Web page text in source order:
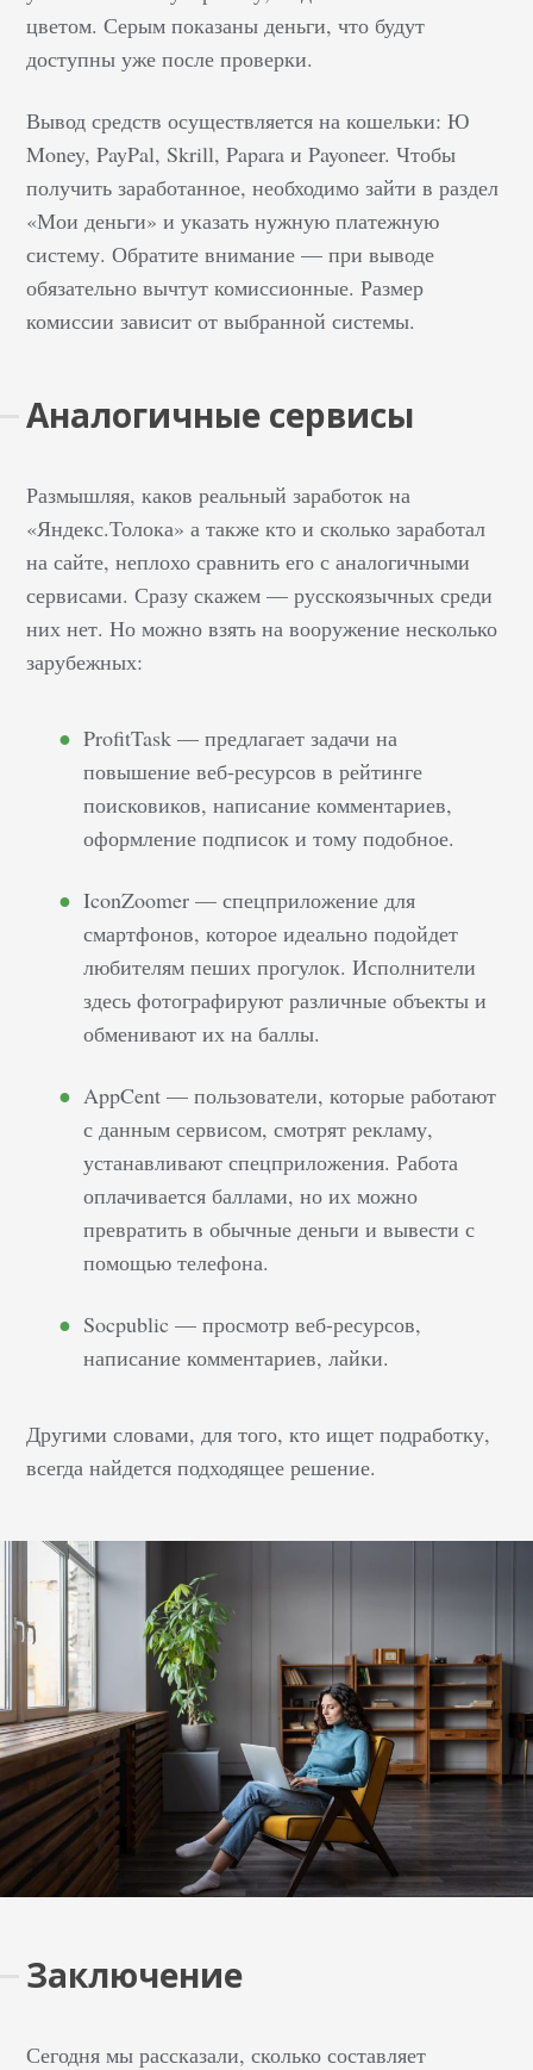
вами. Расскажем о
преимуществах и
каждого варианта.
Работа в агентстве
Самый очевидный
вариант —
откликнуться на
вакансию компании по
разработке и
агентства, которые
специализируются
маркетинге. Что дает
работа в коллективе
Обучение.
Государственные вузы
не выдают корочки
рынка придется
заплатить.
Самообразование
возможно, но…
цветом. Серым показаны деньги, что будут
доступны уже после проверки.
Вывод средств осуществляется на кошельки: Ю
Money, PayPal, Skrill, Papara и Payoneer. Чтобы
получить заработанное, необходимо зайти в раздел
«Мои деньги» и указать нужную платежную
систему. Обратите внимание — при выводе
обязательно вычтут комиссионные. Размер
комиссии зависит от выбранной системы.
Аналогичные сервисы
Размышляя, каков реальный заработок на
«Яндекс.Толока» а также кто и сколько заработал
на сайте, неплохо сравнить его с аналогичными
сервисами. Сразу скажем — русскоязычных среди
них нет. Но можно взять на вооружение несколько
зарубежных:
ProfitTask — предлагает задачи на
повышение веб-ресурсов в рейтинге
поисковиков, написание комментариев,
оформление подписок и тому подобное.
IconZoomer — спецприложение для
смартфонов, которое идеально подойдет
любителям пеших прогулок. Исполнители
здесь фотографируют различные объекты и
обменивают их на баллы.
AppCent — пользователи, которые работают
с данным сервисом, смотрят рекламу,
устанавливают спецприложения. Работа
оплачивается баллами, но их можно
превратить в обычные деньги и вывести с
помощью телефона.
Socpublic — просмотр веб-ресурсов,
написание комментариев, лайки.
Другими словами, для того, кто ищет подработку,
всегда найдется подходящее решение.
Заключение
Сегодня мы рассказали, сколько составляет